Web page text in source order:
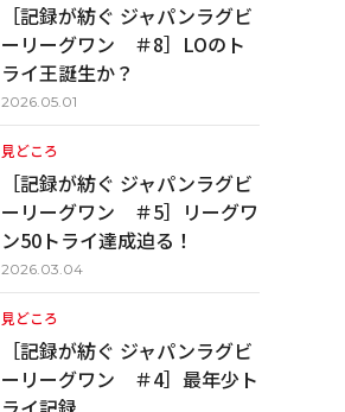
［記録が紡ぐ ジャパンラグビ
ーリーグワン ＃8］LOのト
ライ王誕生か？
2026.05.01
見どころ
［記録が紡ぐ ジャパンラグビ
ーリーグワン ＃5］リーグワ
ン50トライ達成迫る！
2026.03.04
見どころ
［記録が紡ぐ ジャパンラグビ
ーリーグワン ＃4］最年少ト